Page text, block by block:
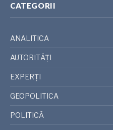
CATEGORII
ANALITICA
AUTORITĂȚI
EXPERȚI
GEOPOLITICA
POLITICĂ